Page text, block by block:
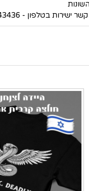
בטלפון - 054-6643436